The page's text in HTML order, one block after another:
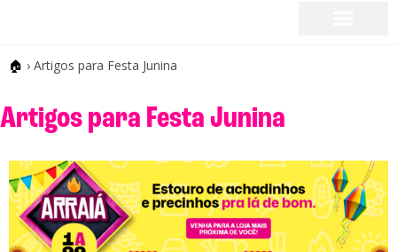
🏠 › Artigos para Festa Junina
Artigos para Festa Junina